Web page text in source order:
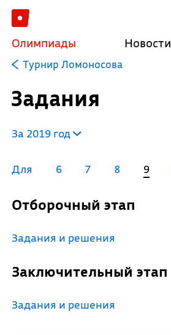
Олимпиады Новости
Турнир Ломоносова
Задания
За 2019 год
Для 6 7 8 9
Отборочный этап
Задания и решения
Заключительный этап
Задания и решения